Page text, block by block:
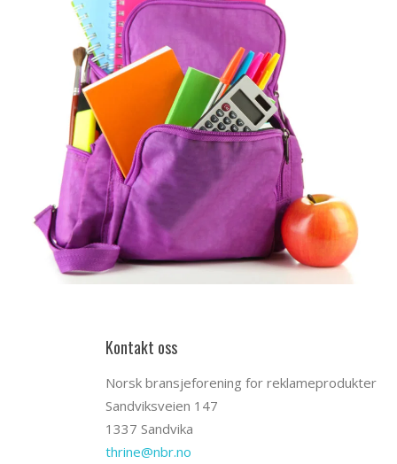
Kontakt oss
Norsk bransjeforening for reklameprodukter
Sandviksveien 147
1337 Sandvika
thrine@nbr.no